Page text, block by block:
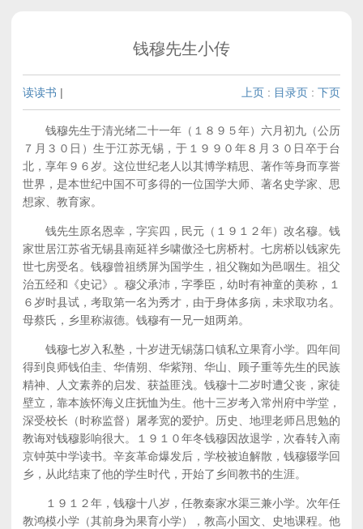
钱穆先生小传
读读书 | 上页 : 目录页 : 下页
钱穆先生于清光绪二十一年（１８９５年）六月初九（公历
７月３０日）生于江苏无锡，于１９９０年８月３０日卒于台
北，享年９６岁。这位世纪老人以其博学精思、著作等身而享誉
世界，是本世纪中国不可多得的一位国学大师、著名史学家、思
想家、教育家。
钱先生原名恩幸，字宾四，民元（１９１２年）改名穆。钱
家世居江苏省无锡县南延祥乡啸傲泾七房桥村。七房桥以钱家先
世七房受名。钱穆曾祖绣屏为国学生，祖父鞠如为邑咽生。祖父
治五经和《史记》。穆父承沛，字季臣，幼时有神童的美称，１
６岁时县试，考取第一名为秀才，由于身体多病，未求取功名。
母蔡氏，乡里称淑德。钱穆有一兄一姐两弟。
钱穆七岁入私塾，十岁进无锡荡口镇私立果育小学。四年间
得到良师钱伯圭、华倩朔、华紫翔、华山、顾子重等先生的民族
精神、人文素养的启发、获益匪浅。钱穆十二岁时遭父丧，家徒
壁立，靠本族怀海义庄抚恤为生。他十三岁考入常州府中学堂，
深受校长（时称监督）屠孝宽的爱护。历史、地理老师吕思勉的
教诲对钱穆影响很大。１９１０年冬钱穆因故退学，次春转入南
京钟英中学读书。辛亥革命爆发后，学校被迫解散，钱穆辍学回
乡，从此结束了他的学生时代，开始了乡间教书的生涯。
１９１２年，钱穆十八岁，任教秦家水渠三兼小学。次年任
教鸿模小学（其前身为果育小学），教高小国文、史地课程。他